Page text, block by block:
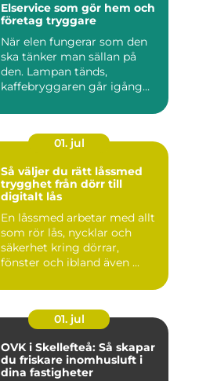
Elservice som gör hem och
företag tryggare
När elen fungerar som den
ska tänker man sällan på
den. Lampan tänds,
kaffebryggaren går igång
01. jul
Så väljer du rätt låssmed
trygghet från dörr till
digitalt lås
En låssmed arbetar med allt
som rör lås, nycklar och
säkerhet kring dörrar,
fönster och ibland även ...
01. jul
OVK i Skellefteå: Så skapar
du friskare inomhusluft i
dina fastigheter